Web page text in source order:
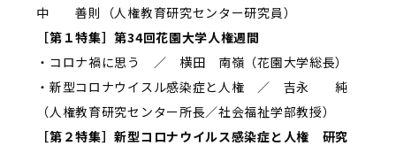
中 善則（人権教育研究センター研究員）
［第１特集］第34回花園大学人権週間
・コロナ禍に思う ／ 横田 南嶺（花園大学総長）
・新型コロナウイスル感染症と人権 ／ 吉永 純
（人権教育研究センター所長／社会福祉学部教授）
［第２特集］新型コロナウイルス感染症と人権 研究